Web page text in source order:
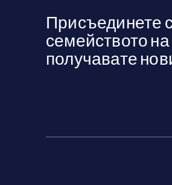
Присъединете
семейството
получавате